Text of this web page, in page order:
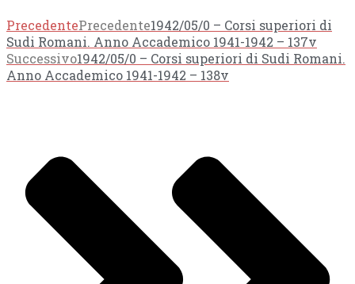
PrecedentePrecedente1942/05/0 – Corsi superiori di
Sudi Romani. Anno Accademico 1941-1942 – 137v
Successivo1942/05/0 – Corsi superiori di Sudi Romani.
Anno Accademico 1941-1942 – 138v